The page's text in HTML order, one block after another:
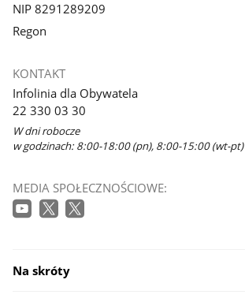
NIP 8291289209
Regon
KONTAKT
Infolinia dla Obywatela
22 330 03 30
W dni robocze
w godzinach: 8:00-18:00 (pn), 8:00-15:00 (wt-pt)
MEDIA SPOŁECZNOŚCIOWE:
Na skróty